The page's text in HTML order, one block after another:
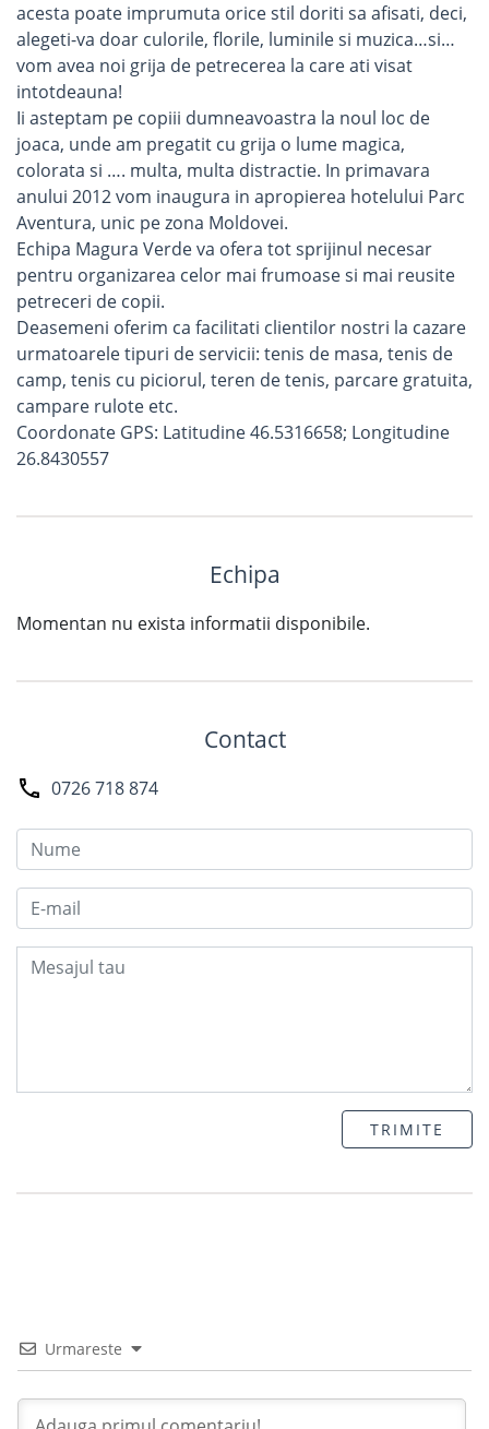
acesta poate imprumuta orice stil doriti sa afisati, deci,
alegeti-va doar culorile, florile, luminile si muzica…si…
vom avea noi grija de petrecerea la care ati visat
intotdeauna!
Ii asteptam pe copiii dumneavoastra la noul loc de
joaca, unde am pregatit cu grija o lume magica,
colorata si …. multa, multa distractie. In primavara
anului 2012 vom inaugura in apropierea hotelului Parc
Aventura, unic pe zona Moldovei.
Echipa Magura Verde va ofera tot sprijinul necesar
pentru organizarea celor mai frumoase si mai reusite
petreceri de copii.
Deasemeni oferim ca facilitati clientilor nostri la cazare
urmatoarele tipuri de servicii: tenis de masa, tenis de
camp, tenis cu piciorul, teren de tenis, parcare gratuita,
campare rulote etc.
Coordonate GPS: Latitudine 46.5316658; Longitudine
26.8430557
Echipa
Momentan nu exista informatii disponibile.
Contact
0726 718 874
TRIMITE
Urmareste